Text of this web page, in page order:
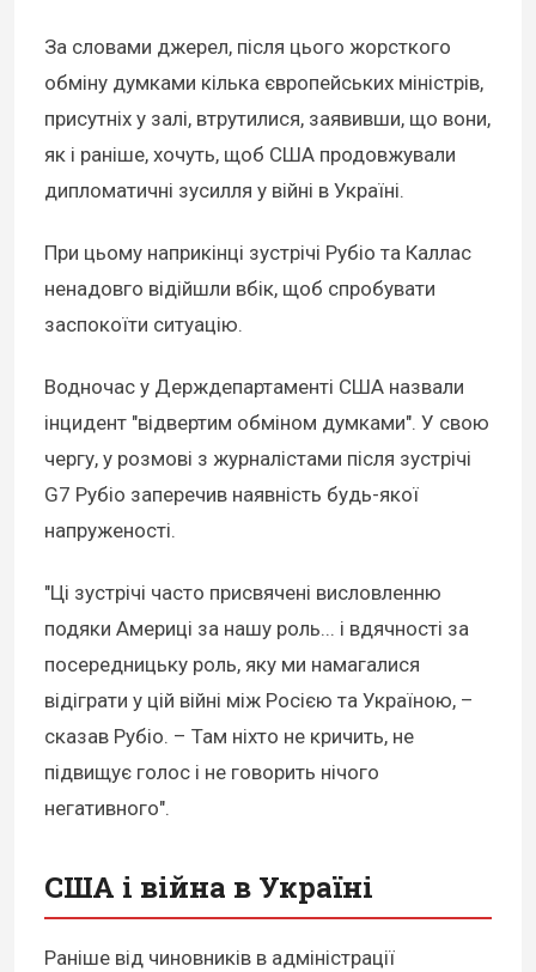
За словами джерел, після цього жорсткого
обміну думками кілька європейських міністрів,
присутніх у залі, втрутилися, заявивши, що вони,
як і раніше, хочуть, щоб США продовжували
дипломатичні зусилля у війні в Україні.
При цьому наприкінці зустрічі Рубіо та Каллас
ненадовго відійшли вбік, щоб спробувати
заспокоїти ситуацію.
Водночас у Держдепартаменті США назвали
інцидент "відвертим обміном думками". У свою
чергу, у розмові з журналістами після зустрічі
G7 Рубіо заперечив наявність будь-якої
напруженості.
"Ці зустрічі часто присвячені висловленню
подяки Америці за нашу роль... і вдячності за
посередницьку роль, яку ми намагалися
відіграти у цій війні між Росією та Україною, –
сказав Рубіо. – Там ніхто не кричить, не
підвищує голос і не говорить нічого
негативного".
США і війна в Україні
Раніше від чиновників в адміністрації